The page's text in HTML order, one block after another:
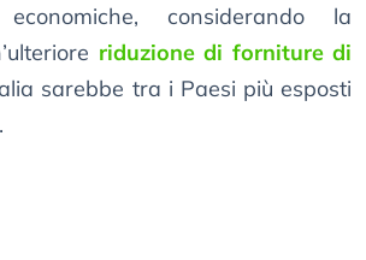
considerando la
riduzione di forniture di
sarebbe tra i Paesi più esposti